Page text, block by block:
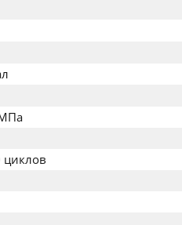
циклов